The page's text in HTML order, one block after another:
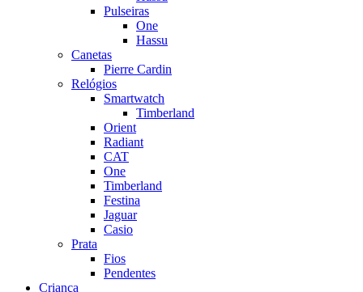
Pulseiras
One
Hassu
Canetas
Pierre Cardin
Relógios
Smartwatch
Timberland
Orient
Radiant
CAT
One
Timberland
Festina
Jaguar
Casio
Prata
Fios
Pendentes
Criança